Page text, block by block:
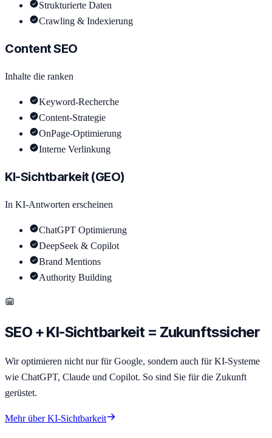
Strukturierte Daten
Crawling & Indexierung
Content SEO
Inhalte die ranken
Keyword-Recherche
Content-Strategie
OnPage-Optimierung
Interne Verlinkung
KI-Sichtbarkeit (GEO)
In KI-Antworten erscheinen
ChatGPT Optimierung
DeepSeek & Copilot
Brand Mentions
Authority Building
SEO + KI-Sichtbarkeit = Zukunftssicher
Wir optimieren nicht nur für Google, sondern auch für KI-Systeme
wie ChatGPT, Claude und Copilot. So sind Sie für die Zukunft
gerüstet.
Mehr über KI-Sichtbarkeit